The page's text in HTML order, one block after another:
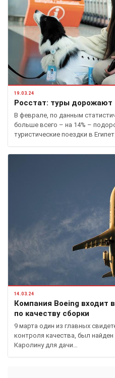
19.03.24
Росстат: туры дорожают
В феврале, по данным
больше всего – на 14% –
туристические поездки в Египет…
14.03.24
Компания Boeing входит
по качеству сборки
9 марта один из главных
контроля качества, был
Каролину для дачи…